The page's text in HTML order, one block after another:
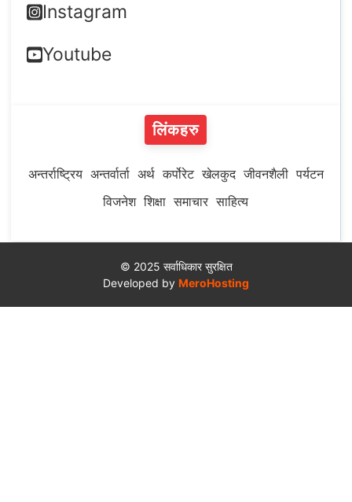
Instagram
Youtube
लिंकहरु
अन्तर्राष्ट्रिय अन्तर्वार्ता अर्थ कर्पोरेट खेलकुद जीवनशैली पर्यटन
विजनेश शिक्षा समाचार साहित्य
© 2025 सर्वाधिकार सुरक्षित
Developed by MeroHosting